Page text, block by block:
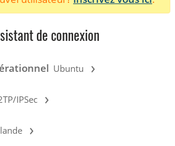
de connexion
Ubuntu ›
IPSec ›
›